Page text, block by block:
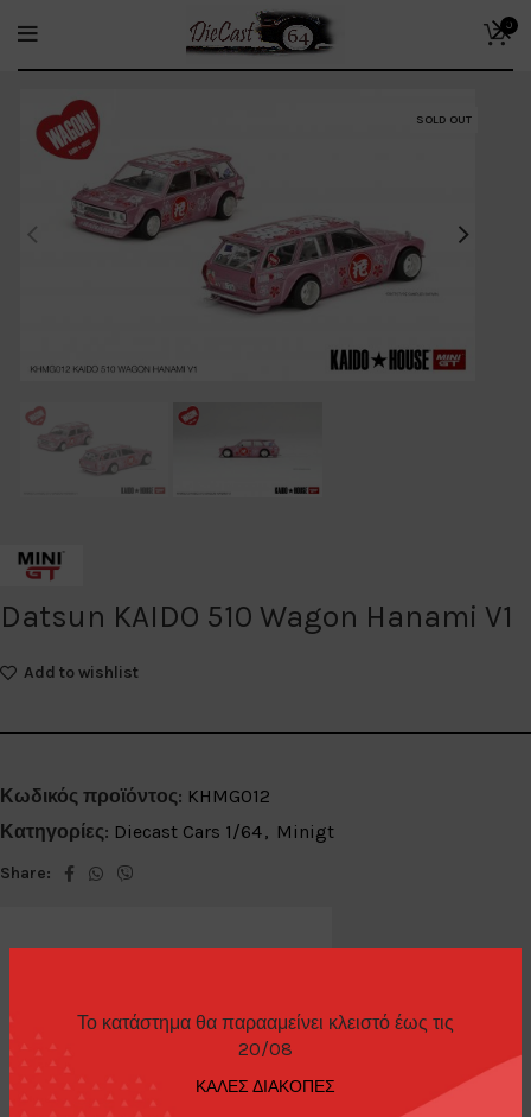
Το κατάστημα θα παρααμείνει κλειστό έως τις
20/08
ΚΑΛΕΣ ΔΙΑΚΟΠΕΣ
0
SOLD OUT
Datsun KAIDO 510 Wagon Hanami V1
Add to wishlist
Κωδικός προϊόντος: KHMG012
Κατηγορίες: Diecast Cars 1/64, Minigt
Share:
ΕΠΙΠΛΈΟΝ ΠΛΗΡΟΦΟΡΊΕΣ